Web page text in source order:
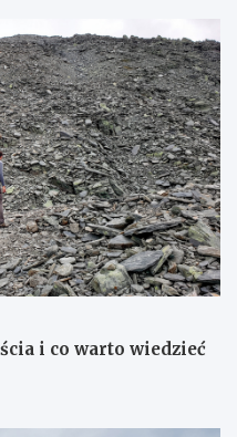
i co warto wiedzieć